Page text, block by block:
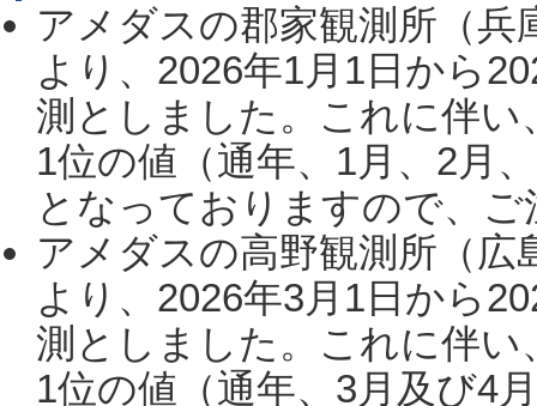
アメダスの郡家観測所（
より、2026年1月1日から
測としました。これに伴い
1位の値（通年、1月、2月
となっておりますので、
アメダスの高野観測所（
より、2026年3月1日から
測としました。これに伴い
1位の値（通年、3月及び4